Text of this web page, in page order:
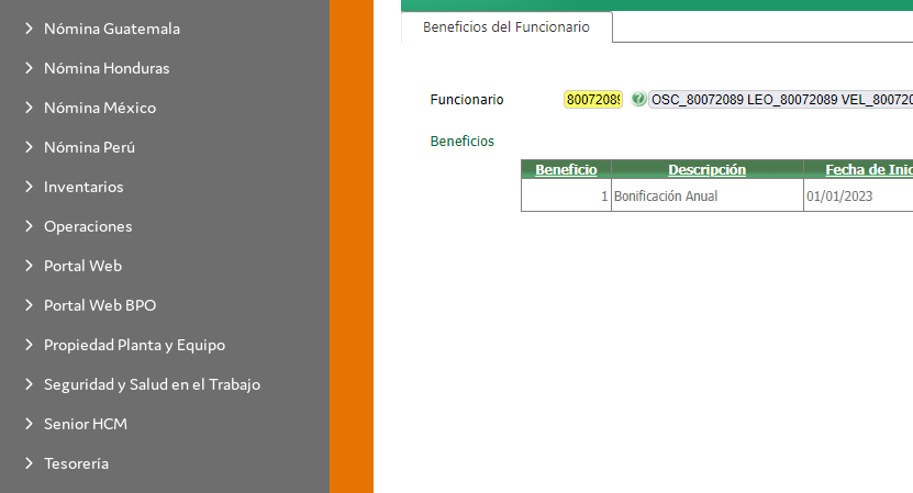
Nómina Guatemala
Nómina Honduras
Nómina México
Nómina Perú
Inventarios
Operaciones
Portal Web
Portal Web BPO
Propiedad Planta y Equipo
Seguridad y Salud en el Trabajo
Senior HCM
Tesorería